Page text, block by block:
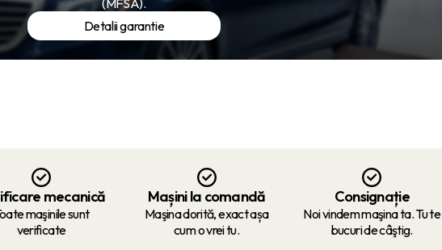
Detalii garantie
mecanică
maşinile sunt
verificate
Mașini la comandă
Maşina dorită, exact așa
cum o vrei tu.
Consignație
Noi vindem maşina ta. Tu te
bucuri de câştig.